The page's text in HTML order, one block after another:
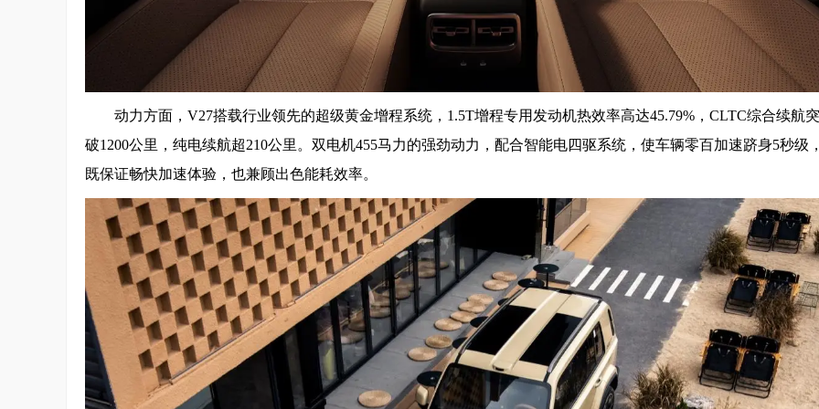
动力方面，V27搭载行业领先的超级黄金增程系统，1.5T增程专用发动机热效率高达45.79%，CLTC综合续航突
破1200公里，纯电续航超210公里。双电机455马力的强劲动力，配合智能电四驱系统，使车辆零百加速跻身5秒级
既保证畅快加速体验，也兼顾出色能耗效率。